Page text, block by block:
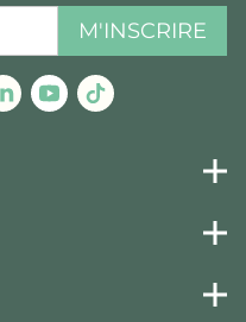
M'INSCRIRE